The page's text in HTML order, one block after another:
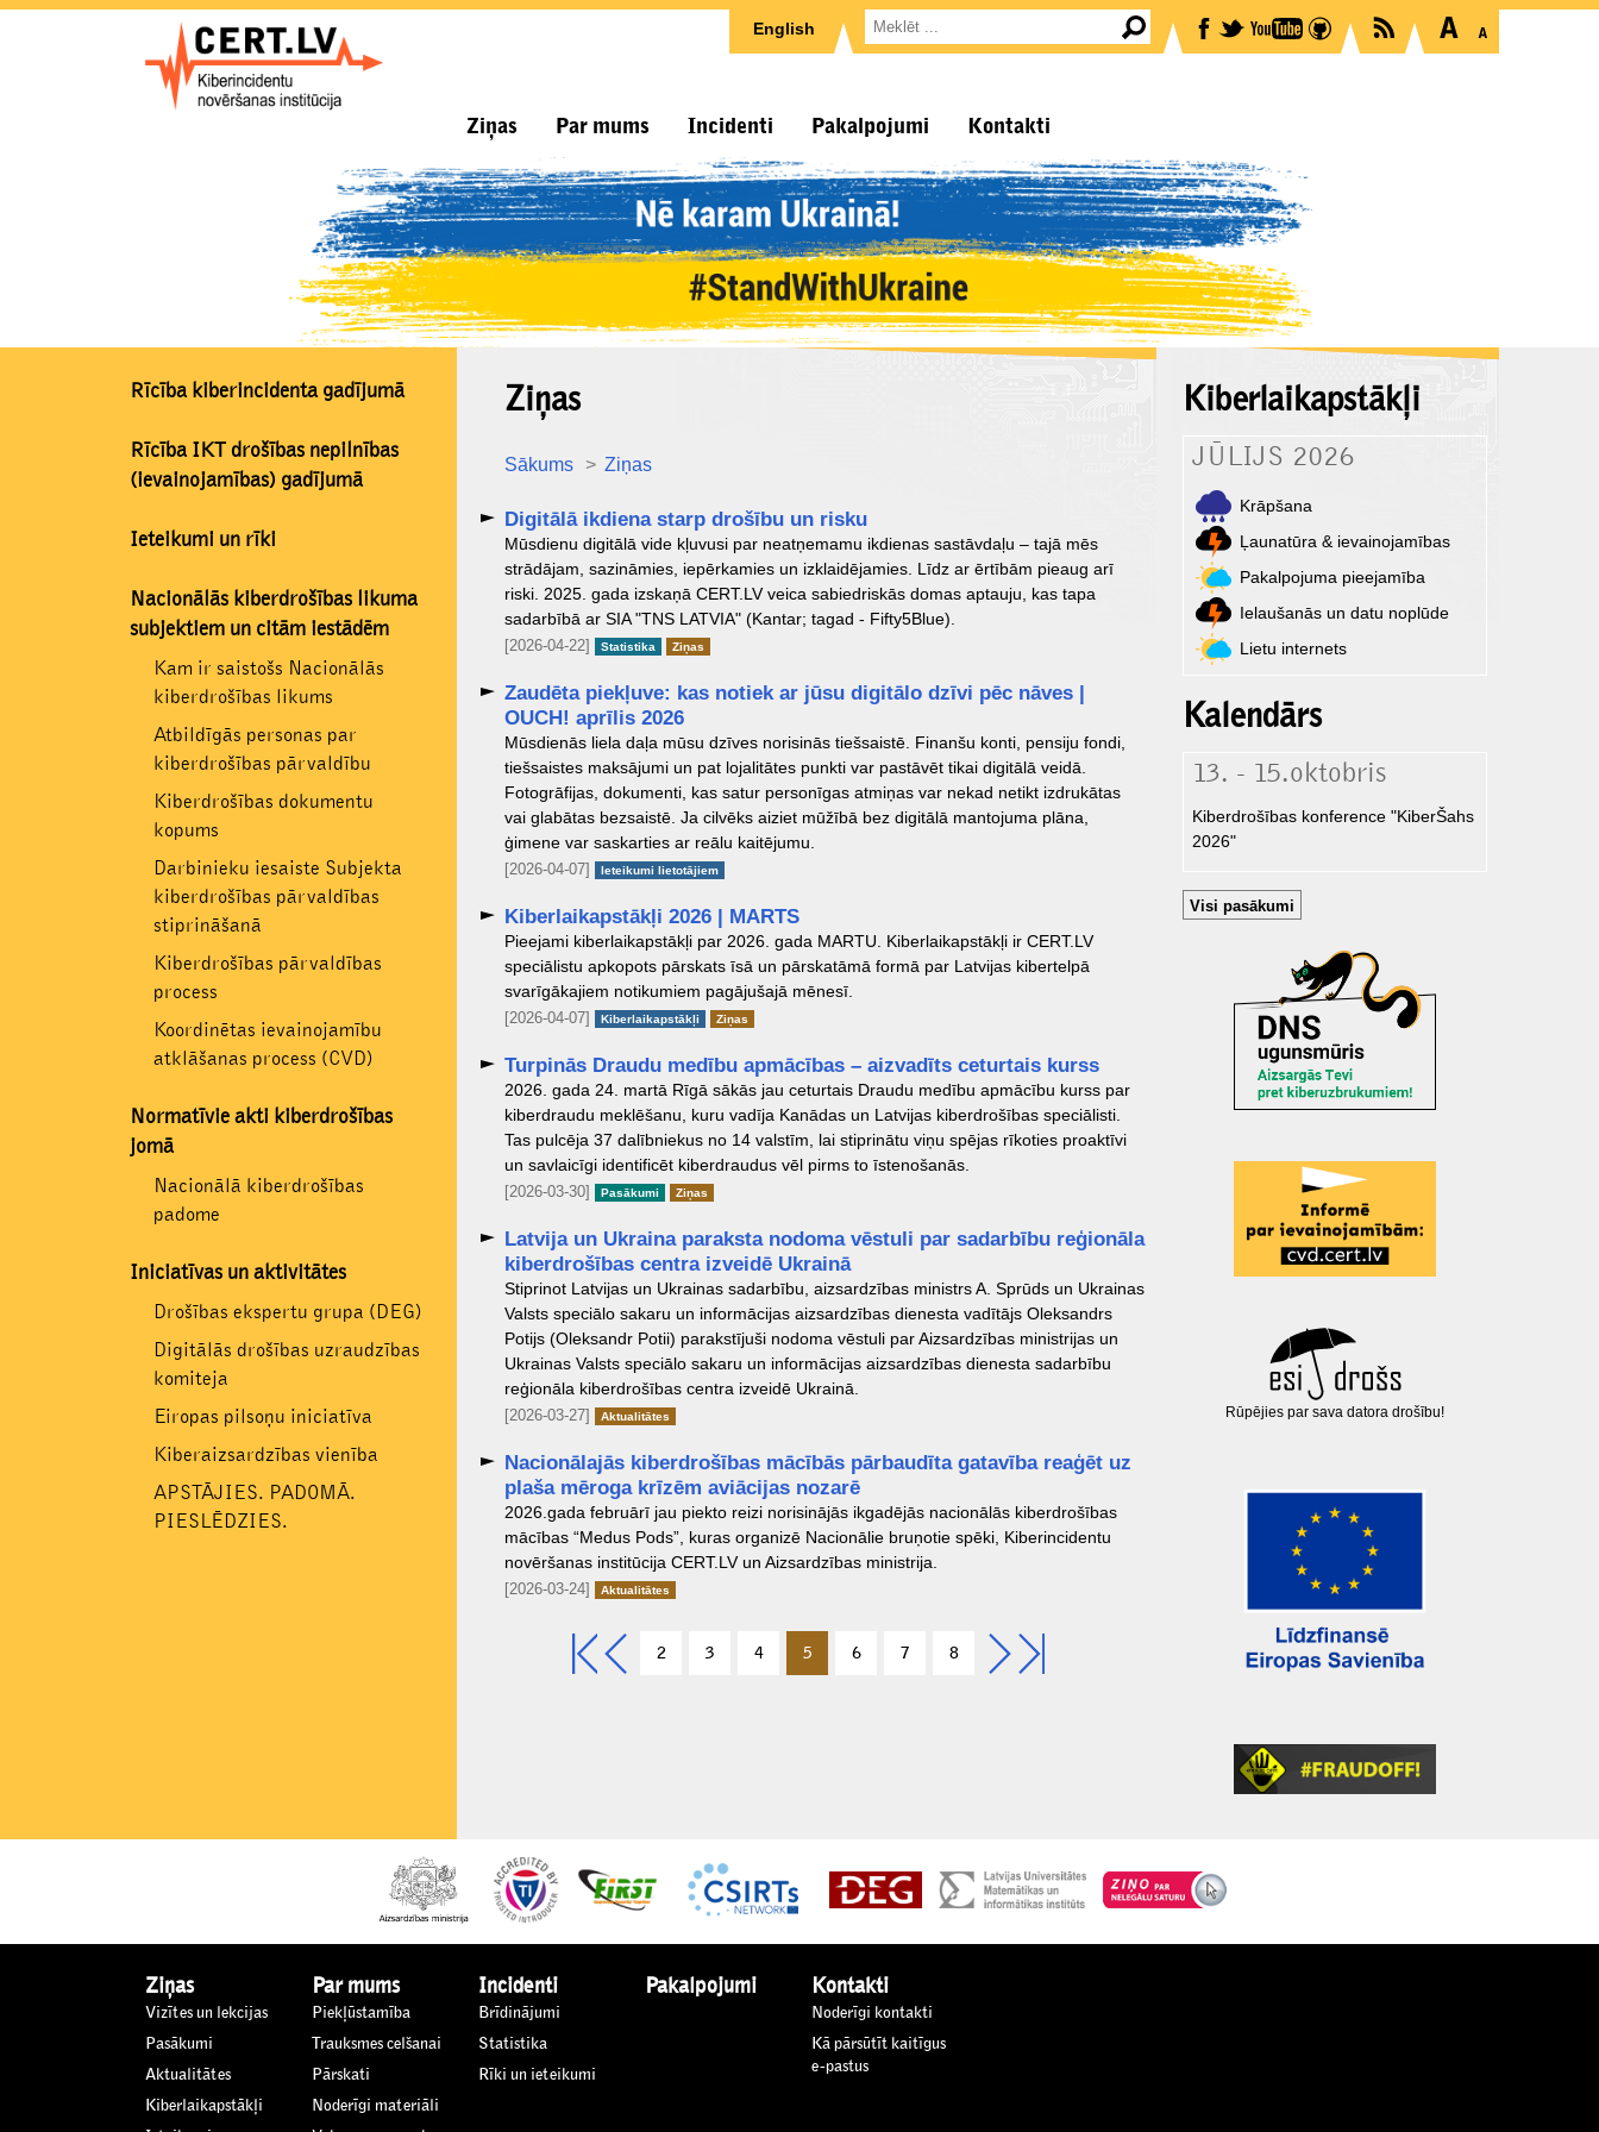
English
Ziņas Par mums Incidenti Pakalpojumi Kontakti
Rīcība kiberincidenta gadījumā
Rīcība IKT drošības nepilnības
(ievainojamības) gadījumā
Ieteikumi un rīki
Nacionālās kiberdrošības likuma
subjektiem un citām iestādēm
Kam ir saistošs Nacionālās
kiberdrošības likums
Atbildīgās personas par
kiberdrošības pārvaldību
Kiberdrošības dokumentu
kopums
Darbinieku iesaiste Subjekta
kiberdrošības pārvaldības
stiprināšanā
Kiberdrošības pārvaldības
process
Koordinētas ievainojamību
atklāšanas process (CVD)
Normatīvie akti kiberdrošības
jomā
Nacionālā kiberdrošības
padome
Iniciatīvas un aktivitātes
Drošības ekspertu grupa (DEG)
Digitālās drošības uzraudzības
komiteja
Eiropas pilsoņu iniciatīva
Kiberaizsardzības vienība
APSTĀJIES. PADOMĀ.
PIESLĒDZIES.
Ziņas
Sākums Ziņas
Digitālā ikdiena starp drošību un risku
Mūsdienu digitālā vide kļuvusi par neatņemamu ikdienas sastāvdaļu – tajā mēs
strādājam, sazināmies, iepērkamies un izklaidējamies. Līdz ar ērtībām pieaug arī
riski. 2025. gada izskaņā CERT.LV veica sabiedriskās domas aptauju, kas tapa
sadarbībā ar SIA "TNS LATVIA" (Kantar; tagad - Fifty5Blue).
[2026-04-22] Statistika Ziņas
Zaudēta piekļuve: kas notiek ar jūsu digitālo dzīvi pēc nāves |
OUCH! aprīlis 2026
Mūsdienās liela daļa mūsu dzīves norisinās tiešsaistē. Finanšu konti, pensiju fondi,
tiešsaistes maksājumi un pat lojalitātes punkti var pastāvēt tikai digitālā veidā.
Fotogrāfijas, dokumenti, kas satur personīgas atmiņas var nekad netikt izdrukātas
vai glabātas bezsaistē. Ja cilvēks aiziet mūžībā bez digitālā mantojuma plāna,
ģimene var saskarties ar reālu kaitējumu.
[2026-04-07] Ieteikumi lietotājiem
Kiberlaikapstākļi 2026 | MARTS
Pieejami kiberlaikapstākļi par 2026. gada MARTU. Kiberlaikapstākļi ir CERT.LV
speciālistu apkopots pārskats īsā un pārskatāmā formā par Latvijas kibertelpā
svarīgākajiem notikumiem pagājušajā mēnesī.
[2026-04-07] Kiberlaikapstākļi Ziņas
Turpinās Draudu medību apmācības – aizvadīts ceturtais kurss
2026. gada 24. martā Rīgā sākās jau ceturtais Draudu medību apmācību kurss par
kiberdraudu meklēšanu, kuru vadīja Kanādas un Latvijas kiberdrošības speciālisti.
Tas pulcēja 37 dalībniekus no 14 valstīm, lai stiprinātu viņu spējas rīkoties proaktīvi
un savlaicīgi identificēt kiberdraudus vēl pirms to īstenošanās.
[2026-03-30] Pasākumi Ziņas
Latvija un Ukraina paraksta nodoma vēstuli par sadarbību reģionāla
kiberdrošības centra izveidē Ukrainā
Stiprinot Latvijas un Ukrainas sadarbību, aizsardzības ministrs A. Sprūds un Ukrainas
Valsts speciālo sakaru un informācijas aizsardzības dienesta vadītājs Oleksandrs
Potijs (Oleksandr Potii) parakstījuši nodoma vēstuli par Aizsardzības ministrijas un
Ukrainas Valsts speciālo sakaru un informācijas aizsardzības dienesta sadarbību
reģionāla kiberdrošības centra izveidē Ukrainā.
[2026-03-27] Aktualitātes
Nacionālajās kiberdrošības mācībās pārbaudīta gatavība reaģēt uz
plaša mēroga krīzēm aviācijas nozarē
2026.gada februārī jau piekto reizi norisinājās ikgadējās nacionālās kiberdrošības
mācības “Medus Pods”, kuras organizē Nacionālie bruņotie spēki, Kiberincidentu
novēršanas institūcija CERT.LV un Aizsardzības ministrija.
[2026-03-24] Aktualitātes
2 3 4 5 6 7 8
Kiberlaikapstākļi
JŪLIJS 2026
Krāpšana
Ļaunatūra & ievainojamības
Pakalpojuma pieejamība
Ielaušanās un datu noplūde
Lietu internets
Kalendārs
13. - 15.oktobris
Kiberdrošības konference "KiberŠahs
2026"
Visi pasākumi
Rūpējies par sava datora drošību!
Ziņas
Vizītes un lekcijas
Pasākumi
Aktualitātes
Kiberlaikapstākļi
Par mums
Piekļūstamība
Trauksmes celšanai
Pārskati
Noderīgi materiāli
Incidenti
Brīdinājumi
Statistika
Rīki un ieteikumi
Pakalpojumi Kontakti
Noderīgi kontakti
Kā pārsūtīt kaitīgus
e-pastus